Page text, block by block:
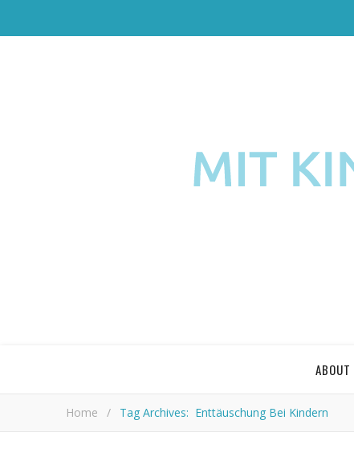
ABOUT
Home / Tag Archives: Enttäuschung Bei Kindern